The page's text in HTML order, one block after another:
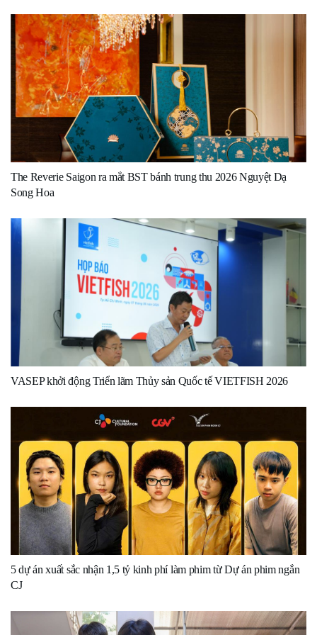
The Reverie Saigon ra mắt BST bánh trung thu 2026 Nguyệt Dạ
Song Hoa
VASEP khởi động Triển lãm Thủy sản Quốc tế VIETFISH 2026
5 dự án xuất sắc nhận 1,5 tỷ kinh phí làm phim từ Dự án phim ngắn
CJ